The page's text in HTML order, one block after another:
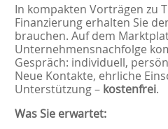
In kompakten Vorträgen zu
Finanzierung erhalten Sie
brauchen. Auf dem
Unternehmensnachfolge
Gespräch: individuell,
Neue Kontakte, ehrliche
Unterstützung – kostenfrei.
Was Sie erwartet: